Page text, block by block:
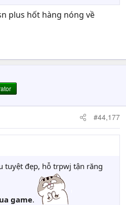
plus hốt hàng nóng về
#44,177
tuyệt đẹp, hỗ trpwj tận răng
game.